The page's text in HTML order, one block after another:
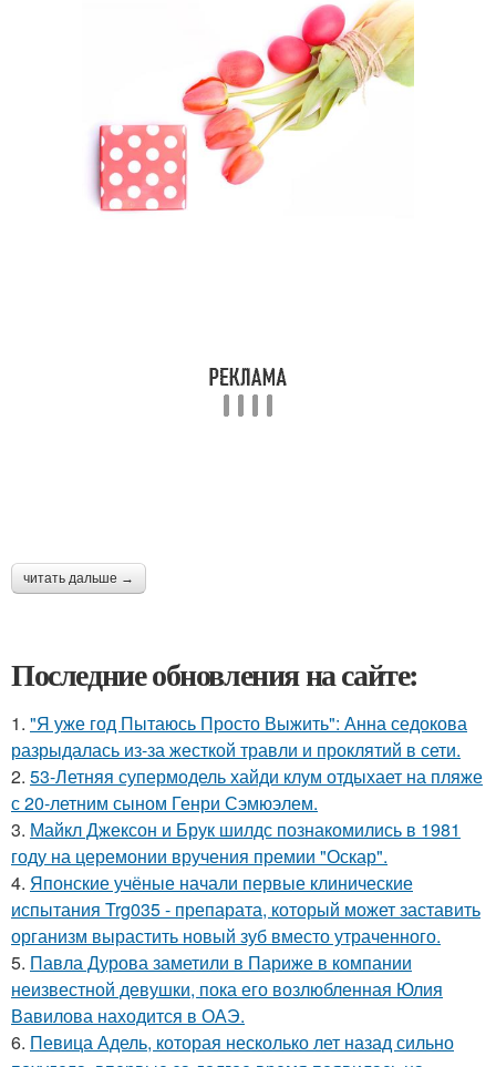
читать дальше →
Последние обновления на сайте:
1. "Я уже год Пытаюсь Просто Выжить": Анна седокова
разрыдалась из-за жесткой травли и проклятий в сети.
2. 53-Летняя супермодель хайди клум отдыхает на пляже
с 20-летним сыном Генри Сэмюэлем.
3. Майкл Джексон и Брук шилдс познакомились в 1981
году на церемонии вручения премии "Оскар".
4. Японские учёные начали первые клинические
испытания Trg035 - препарата, который может заставить
организм вырастить новый зуб вместо утраченного.
5. Павла Дурова заметили в Париже в компании
неизвестной девушки, пока его возлюбленная Юлия
Вавилова находится в ОАЭ.
6. Певица Адель, которая несколько лет назад сильно